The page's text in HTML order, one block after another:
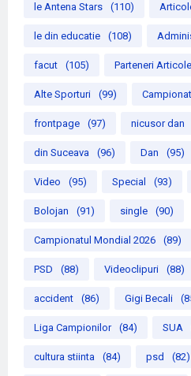
le Antena Stars (110)
le din educatie (108)
facut (105) Parteneri Articole
Alte Sporturi (99)
frontpage (97) nicusor dan
din Suceava (96) Dan (95)
Video (95) Special (93)
Bolojan (91) single (90)
Campionatul Mondial 2026 (89)
PSD (88) Videoclipuri (88)
accident (86) Gigi Becali
Liga Campionilor (84) SUA
cultura stiinta (84) psd (82)